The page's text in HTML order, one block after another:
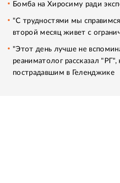
Бомба на Хиросиму ради
"С трудностями мы
второй месяц живет с
"Этот день лучше не
реаниматолог рассказал "РГ",
пострадавшим в Геленджике